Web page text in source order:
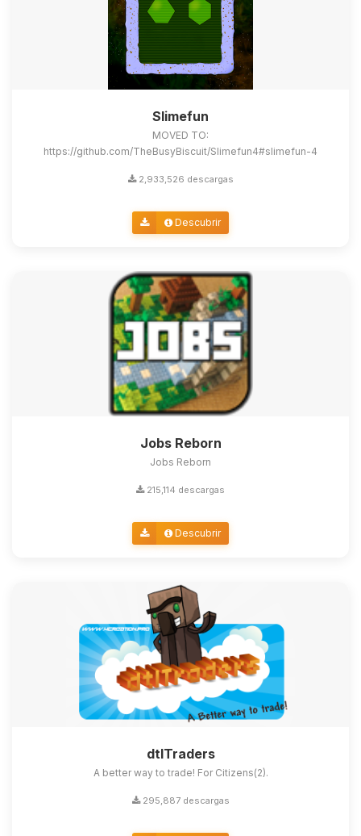
Slimefun
MOVED TO:
https://github.com/TheBusyBiscuit/Slimefun4#slimefun-4
2,933,526 descargas
Descubrir
Jobs Reborn
Jobs Reborn
215,114 descargas
Descubrir
dtlTraders
A better way to trade! For Citizens(2).
295,887 descargas